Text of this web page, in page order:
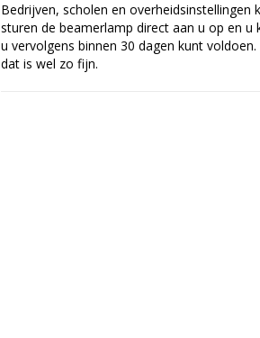
Bedrijven, scholen en overheidsinstellingen
sturen de beamerlamp direct aan u op en
u vervolgens binnen 30 dagen kunt
dat is wel zo fijn.